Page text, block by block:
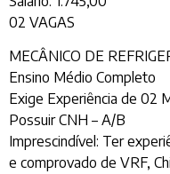
02 VAGAS
MECÂNICO DE
Ensino Médio Completo
Exige Experiência de 02
Possuir CNH – A/B
Imprescindível: Ter
e comprovado de VRF,